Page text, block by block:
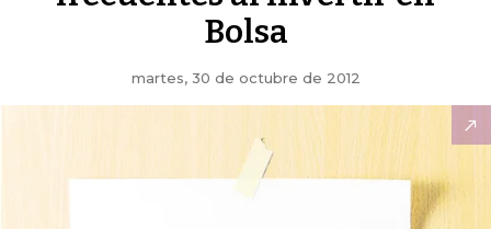
Bolsa
martes, 30 de octubre de 2012